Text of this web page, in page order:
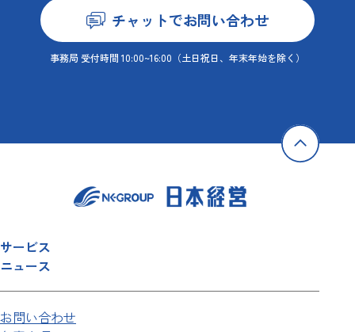
チャットでお問い合わせ
事務局 受付時間 10:00~16:00 （土日祝日、年末年始を除く）
サービス
ニュース
お問い合わせ